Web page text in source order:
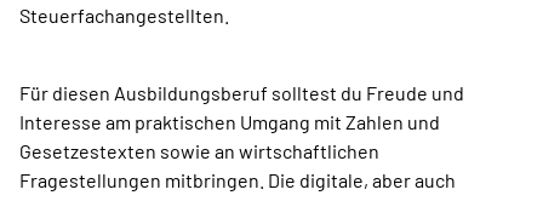
Steuerfachangestellten.
Für diesen Ausbildungsberuf solltest du Freude und
Interesse am praktischen Umgang mit Zahlen und
Gesetzestexten sowie an wirtschaftlichen
Fragestellungen mitbringen. Die digitale, aber auch